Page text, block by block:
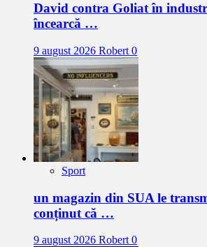
David contra Goliat în
încearcă …
9 august 2026 Robert 0
Sport
un magazin din SUA le
conținut că …
9 august 2026 Robert 0